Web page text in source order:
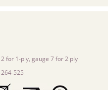
for 1-ply, gauge 7 for 2 ply
525